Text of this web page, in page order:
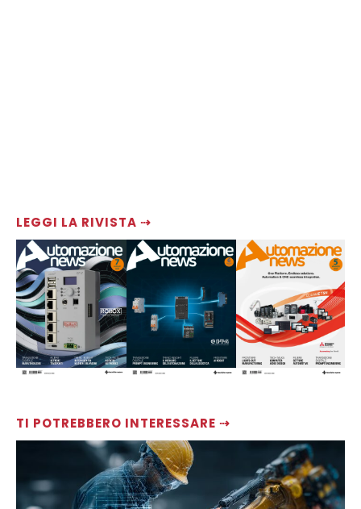
LEGGI LA RIVISTA ⇢
TI POTREBBERO INTERESSARE ⇢